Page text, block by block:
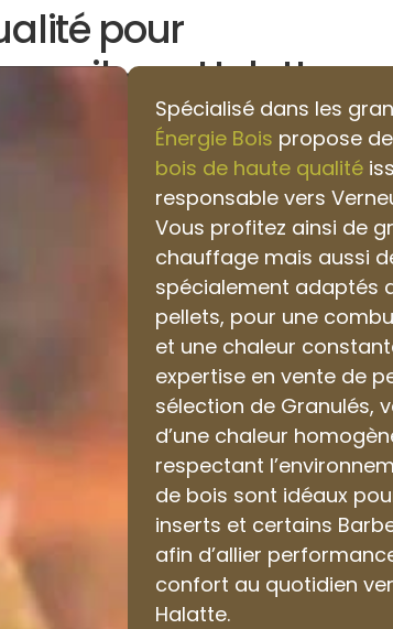
pour
en-Halatte
Spécialisé dans les
Énergie Bois propose
bois de haute qualité
responsable vers
Vous profitez ainsi de
chauffage mais aussi
spécialement adaptés
pellets, pour une
et une chaleur
expertise en vente de
sélection de Granulés,
d’une chaleur
respectant
de bois sont idéaux
inserts et certains
afin d’allier
confort au quotidien
Halatte.